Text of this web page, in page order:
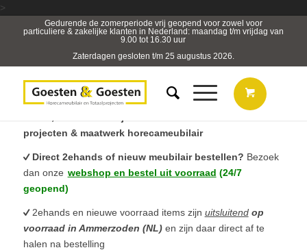
>
Gedurende de zomerperiode vrij geopend voor zowel voor
particuliere & zakelijke klanten in Nederland: maandag t/m vrijdag van
9.00 tot 16.30 uur
Zaterdagen gesloten t/m 25 augustus 2026.
projecten & maatwerk horecameubilair
Direct 2ehands of nieuw meubilair bestellen? Bezoek
dan onze webshop en bestel uit voorraad (24/7
geopend)
2ehands en nieuwe voorraad items zijn uitsluitend op
voorraad in Ammerzoden (NL)en zijn daar direct af te
halen na bestelling